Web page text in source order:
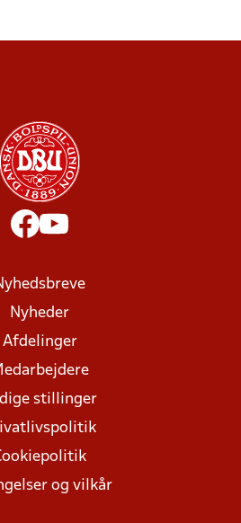
Nyheder
Afdelinger
stillinger
og vilkår